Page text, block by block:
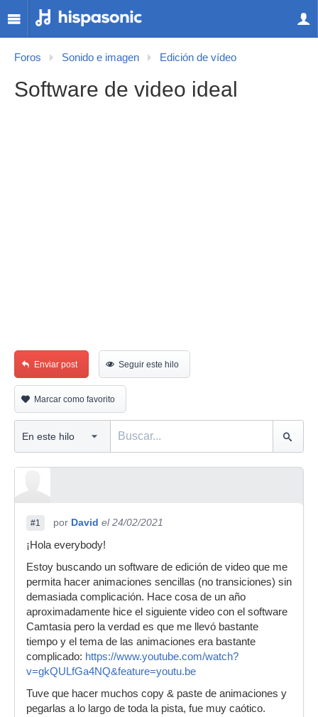
Foros Sonido e imagen Edición de vídeo
Software de video ideal
Enviar post Seguir este hilo
Marcar como favorito
#1 por David el 24/02/2021
¡Hola everybody!
Estoy buscando un software de edición de video que me
permita hacer animaciones sencillas (no transiciones) sin
demasiada complicación. Hace cosa de un año
aproximadamente hice el siguiente video con el software
Camtasia pero la verdad es que me llevó bastante
tiempo y el tema de las animaciones era bastante
complicado: https://www.youtube.com/watch?
v=gkQULfGa4NQ&feature=youtu.be
Tuve que hacer muchos copy & paste de animaciones y
pegarlas a lo largo de toda la pista, fue muy caótico.